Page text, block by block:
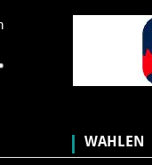
WAHLEN